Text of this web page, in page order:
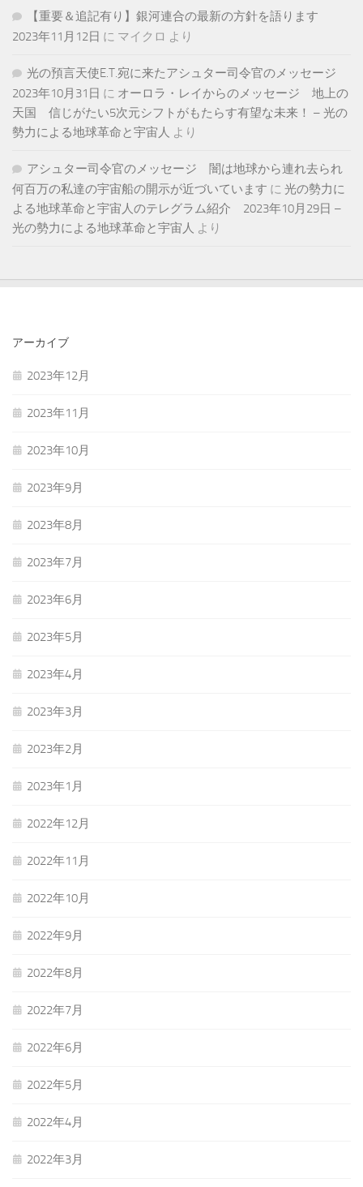
【重要＆追記有り】銀河連合の最新の方針を語ります
2023年11月12日 に マイクロ より
光の預言天使E.T.宛に来たアシュター司令官のメッセージ
2023年10月31日 に オーロラ・レイからのメッセージ 地上の
天国 信じがたい5次元シフトがもたらす有望な未来！ – 光の
勢力による地球革命と宇宙人 より
アシュター司令官のメッセージ 闇は地球から連れ去られ
何百万の私達の宇宙船の開示が近づいています に 光の勢力に
よる地球革命と宇宙人のテレグラム紹介 2023年10月29日 –
光の勢力による地球革命と宇宙人 より
アーカイブ
2023年12月
2023年11月
2023年10月
2023年9月
2023年8月
2023年7月
2023年6月
2023年5月
2023年4月
2023年3月
2023年2月
2023年1月
2022年12月
2022年11月
2022年10月
2022年9月
2022年8月
2022年7月
2022年6月
2022年5月
2022年4月
2022年3月